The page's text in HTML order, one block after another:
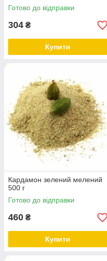
Готово до відправки
304 ₴
Купити
Кардамон зелений мелений
500 г
Готово до відправки
460 ₴
Купити